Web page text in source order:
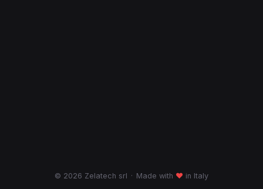
© 2026 Zelatech srl · Made with ♥ in Italy